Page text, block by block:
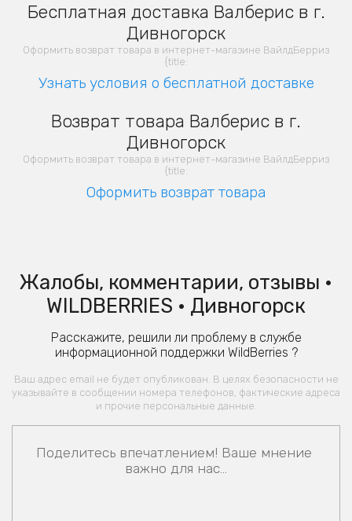
Бесплатная доставка Валберис в г.
Дивногорск
Оформить возврат товара в интернет-магазине ВайлдБерриз
{title:
Узнать условия о бесплатной доставке
Возврат товара Валберис в г.
Дивногорск
Оформить возврат товара в интернет-магазине ВайлдБерриз
{title:
Оформить возврат товара
Жалобы, комментарии, отзывы •
WILDBERRIES • Дивногорск
Расскажите, решили ли проблему в службе
информационной поддержки WildBerries ?
Ваш адрес email не будет опубликован. В целях безопасности не
указывайте в сообщении номера телефонов, фактические адреса
и прочие персональные данные.